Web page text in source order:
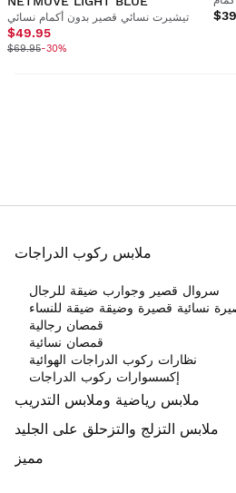
تيشيرت نسائي قصير بدون أكمام نسائي
$49.95
$69.95-30%
ملابس ركوب الدراجات
سروال قصير وجوارب ضيقة للرجال
نسائية قصيرة وضيقة ضيقة للنساء
قمصان رجالية
قمصان نسائية
نظارات ركوب الدراجات الهوائية
إكسسوارات ركوب الدراجات
ملابس رياضية وملابس التدريب
ملابس التزلج والتزحلق على الجليد
مميز